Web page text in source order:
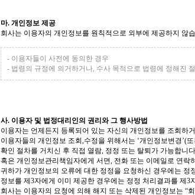
마. 개인정보 제공
회사는 이용자의 개인정보를 원칙적으로 외부에 제공하지 않
- 이용자들이 사전에 동의한 경우
- 법령의 규정에 의거하거나, 수사 목적으로 법령에 정해진
사. 이용자 및 법정대리인의 권리와 그 행사방법
이용자는 언제든지 등록되어 있는 자신의 개인정보를 조회하
이용자들의 개인정보 조회,수정을 위해서는 ‘개인정보변경’(
확인 절차를 거치신 후 직접 열람, 정정 또는 탈퇴가 가능합니
혹은 개인정보관리책임자에게 서면, 전화 또는 이메일로 연락
귀하가 개인정보의 오류에 대한 정정을 요청하신 경우에는
정보를 제3자에게 이미 제공한 경우에는 정정 처리결과를 제
회사는 이용자의 요청에 의해 해지 또는 삭제된 개인정보는 “